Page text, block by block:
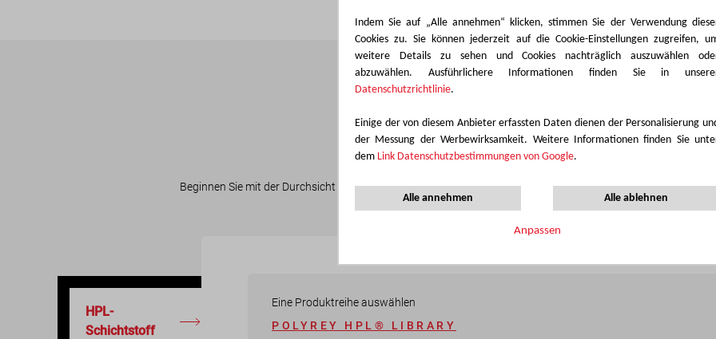
Indem Sie auf „Alle annehmen“ klicken, stimmen Sie der Verwendung
Cookies zu. Sie können jederzeit auf die Cookie-Einstellungen zugreifen,
weitere Details zu sehen und Cookies nachträglich auszuwählen
abzuwählen. Ausführlichere Informationen finden Sie in
Datenschutzrichtlinie.
Einige der von diesem Anbieter erfassten Daten dienen der Personalisierung
der Messung der Werbewirksamkeit. Weitere Informationen finden Sie
dem Link Datenschutzbestimmungen von Google.
Alle annehmen Alle ablehnen
Anpassen
Verfügbarkeitstabelle
Beginnen Sie mit der Durchsicht der Produktliste auf der linken Seite und erkunden Sie dann die einzelnen
das beste Design für Ihr Projekt zu finden.
HPL-
Schichtstoff
Eine Produktreihe auswählen
POLYREY HPL® LIBRARY